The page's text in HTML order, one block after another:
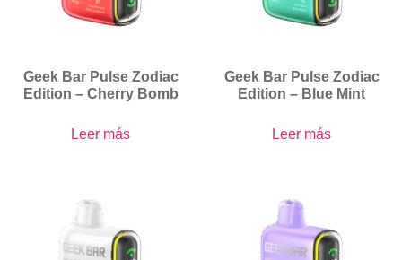
Geek Bar Pulse Zodiac
Edition – Cherry Bomb
Leer más
Geek Bar Pulse Zodiac
Edition – Blue Mint
Leer más